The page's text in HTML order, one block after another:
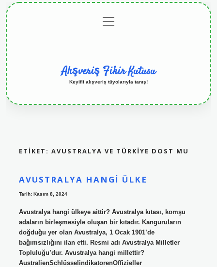
menüyü
aç
Alışveriş Fikir Kutusu
Keyifli alışveriş tüyolarıyla tanış!
ETIKET: AVUSTRALYA VE TÜRKIYE DOST MU
AVUSTRALYA HANGI ÜLKE
Tarih: Kasım 8, 2024
Avustralya hangi ülkeye aittir? Avustralya kıtası, komşu
adaların birleşmesiyle oluşan bir kıtadır. Kanguruların
doğduğu yer olan Avustralya, 1 Ocak 1901’de
bağımsızlığını ilan etti. Resmi adı Avustralya Milletler
Topluluğu’dur. Avustralya hangi millettir?
AustralienSchlüsselindikatorenOffizieller